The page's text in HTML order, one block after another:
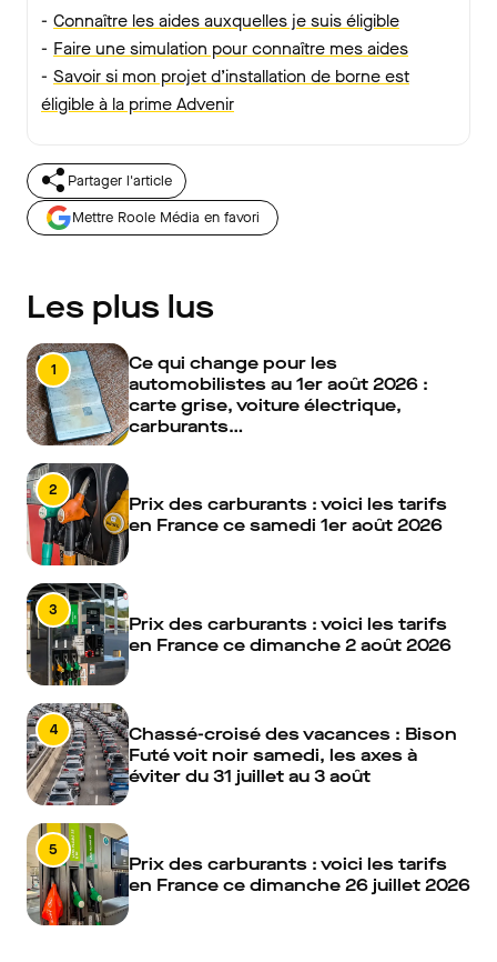
- Connaître les aides auxquelles je suis éligible
- Faire une simulation pour connaître mes aides
- Savoir si mon projet d’installation de borne est
éligible à la prime Advenir
Partager l'article
Mettre Roole Média en favori
Les plus lus
1
Ce qui change pour les
automobilistes au 1er août 2026 :
carte grise, voiture électrique,
carburants…
2
Prix des carburants : voici les tarifs
en France ce samedi 1er août 2026
3
Prix des carburants : voici les tarifs
en France ce dimanche 2 août 2026
4
Chassé-croisé des vacances : Bison
Futé voit noir samedi, les axes à
éviter du 31 juillet au 3 août
5
Prix des carburants : voici les tarifs
en France ce dimanche 26 juillet 2026